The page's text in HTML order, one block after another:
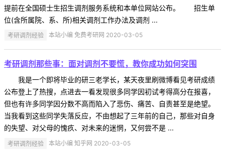
提前在全国硕士生招生调剂服务系统和本单位网站公布。 招生单
位(含所属院、系、所)相关调剂工作办法及调剂 ...
考研调剂经验 本站小编 免费考研网 2020-03-05
考研调剂那些事：面对调剂不要慌，教你成功如何突围
我是一个即将毕业的研三老学长，某天夜里刷微博看见考研成绩
公布登上了热搜，点进去一看发现很多同学因初试考得高分在报喜，
但也有许多同学因分数不高而陷入了悲伤、痛苦、自责甚至是绝望。
当我看到这些同学失落反应，不由想起了三年前的自己，那些对自身
的失望、对父母的愧疚、对未来的迷惘，又何尝不是 ...
考研调剂经验 本站小编 知乎网 2020-03-05